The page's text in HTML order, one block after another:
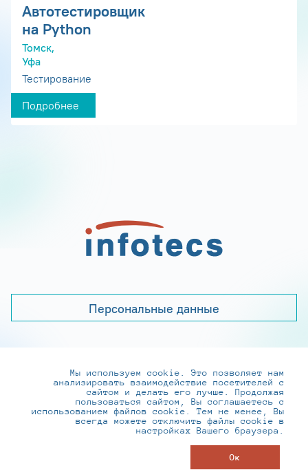
Автотестировщик
на Python
Томск,
Уфа
Тестирование
Подробнее
Персональные данные
+7 (495) 737-6192, 8-800-250-0-260
practice@infotecs.ru,hr@infotecs.ru
127273, г. Москва, Отрадная ул., 2Б строение 1
Мы используем cookie. Это позволяет нам
анализировать взаимодействие посетителей с
сайтом и делать его лучше. Продолжая
пользоваться сайтом, Вы соглашаетесь с
использованием файлов cookie. Тем не менее, Вы
всегда можете отключить файлы cookie в
настройках Вашего браузера.
Ок